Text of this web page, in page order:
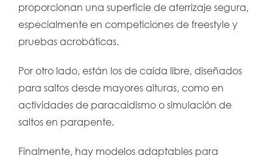
proporcionan una superficie de aterrizaje segura,
especialmente en competiciones de freestyle y
pruebas acrobáticas.
Por otro lado, están los de caída libre, diseñados
para saltos desde mayores alturas, como en
actividades de paracaidismo o simulación de
saltos en parapente.
Finalmente, hay modelos adaptables para